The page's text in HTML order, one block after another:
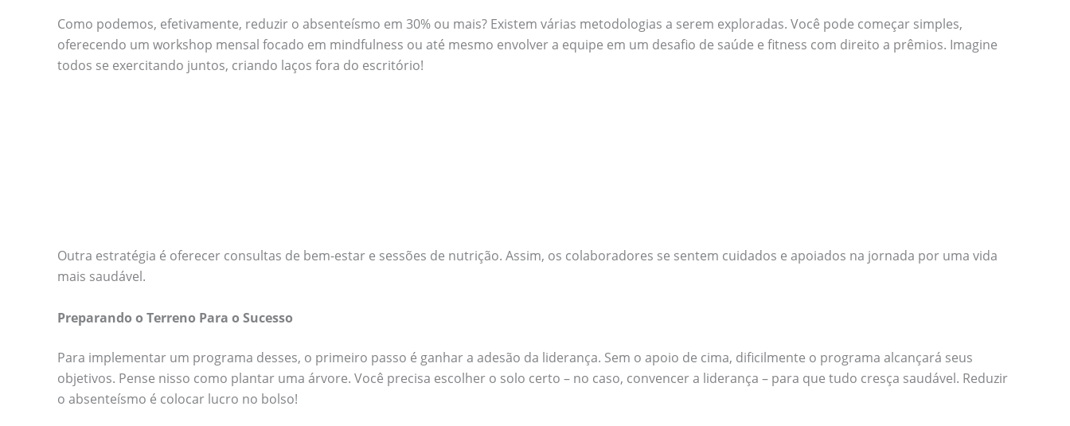
Como podemos, efetivamente, reduzir o absenteísmo em 30% ou mais? Existem várias metodologias a serem exploradas. Você pode começar simples,
oferecendo um workshop mensal focado em mindfulness ou até mesmo envolver a equipe em um desafio de saúde e fitness com direito a prêmios. Imagine
todos se exercitando juntos, criando laços fora do escritório!
Outra estratégia é oferecer consultas de bem-estar e sessões de nutrição. Assim, os colaboradores se sentem cuidados e apoiados na jornada por uma vida
mais saudável.
Preparando o Terreno Para o Sucesso
Para implementar um programa desses, o primeiro passo é ganhar a adesão da liderança. Sem o apoio de cima, dificilmente o programa alcançará seus
objetivos. Pense nisso como plantar uma árvore. Você precisa escolher o solo certo – no caso, convencer a liderança – para que tudo cresça saudável. Reduzir
o absenteísmo é colocar lucro no bolso!